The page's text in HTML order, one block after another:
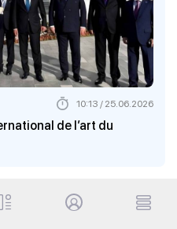
de l’art du
10:13 / 25.06.2026